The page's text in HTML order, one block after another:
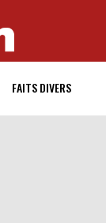
FAITS DIVERS